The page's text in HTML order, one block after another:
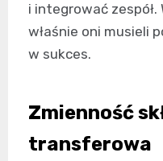
i integrować
właśnie oni musieli
w sukces.
Zmienność
transferowa